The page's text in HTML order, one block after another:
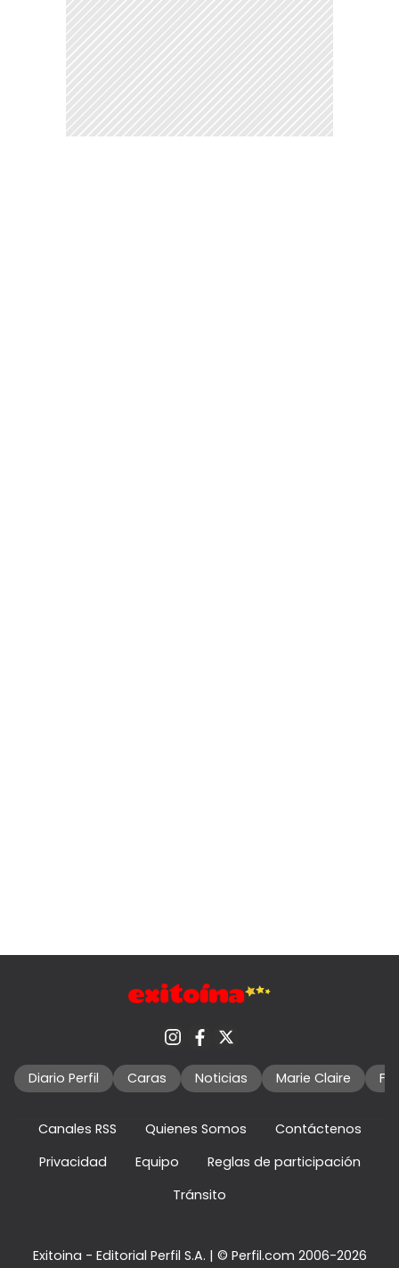
Diario Perfil Caras Noticias Marie Claire
Canales RSS Quienes Somos
Contáctenos
Privacidad
Equipo
Reglas de participación
Tránsito
Exitoina - Editorial Perfil S.A. | © Perfil.com 2006-2026